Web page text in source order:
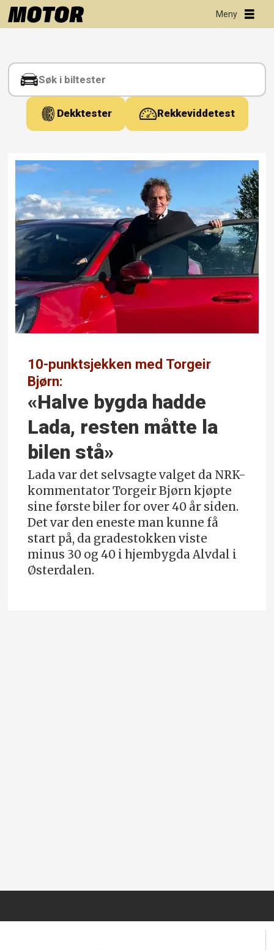
Tag:
ford
pumaDekktester Rekkeviddetest
10-punktsjekken med Torgeir
Bjørn:
«Halve bygda hadde
Lada, resten måtte la
bilen stå»
Lada var det selvsagte valget da NRK-
kommentator Torgeir Bjørn kjøpte
sine første biler for over 40 år siden.
Det var den eneste man kunne få
start på, da gradestokken viste
minus 30 og 40 i hjembygda Alvdal i
Østerdalen.